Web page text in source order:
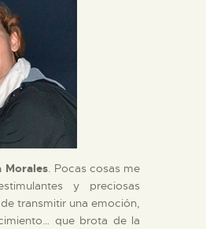
Morales. Pocas cosas me
y preciosas
transmitir una emoción,
que brota de la